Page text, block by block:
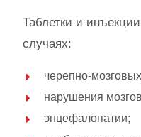
Таблетки и
случаях:
черепно-
нарушения
энцефалопатии;